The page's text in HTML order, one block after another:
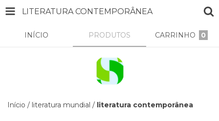
LITERATURA CONTEMPORÂNEA
INÍCIO PRODUTOS CARRINHO 0
Início / literatura mundial / literatura contemporânea